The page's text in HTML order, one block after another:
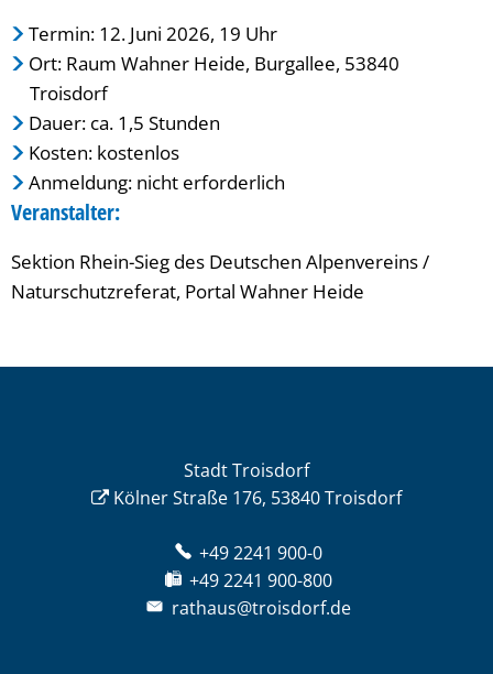
Termin: 12. Juni 2026, 19 Uhr
Ort: Raum Wahner Heide, Burgallee, 53840
Troisdorf
Dauer: ca. 1,5 Stunden
Kosten: kostenlos
Anmeldung: nicht erforderlich
Veranstalter:
Sektion Rhein-Sieg des Deutschen Alpenvereins /
Naturschutzreferat, Portal Wahner Heide
Stadt Troisdorf
Kölner Straße 176, 53840 Troisdorf
+49 2241 900-0
+49 2241 900-800
rathaus@troisdorf.de